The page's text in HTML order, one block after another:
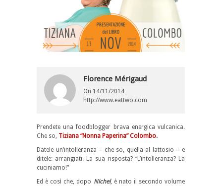
Florence Mérigaud
On 14/11/2014
http://www.eattwo.com
Prendete una foodblogger brava energica vulcanica.
Che so, Tiziana “Nonna Paperina” Colombo.
Datele un’intolleranza – che so, quella al lattosio – e
ditele: arrangiati. La sua risposta? “L’intolleranza? La
cuciniamo!”
Ed è così che, dopo Nichel, è nato il secondo volume